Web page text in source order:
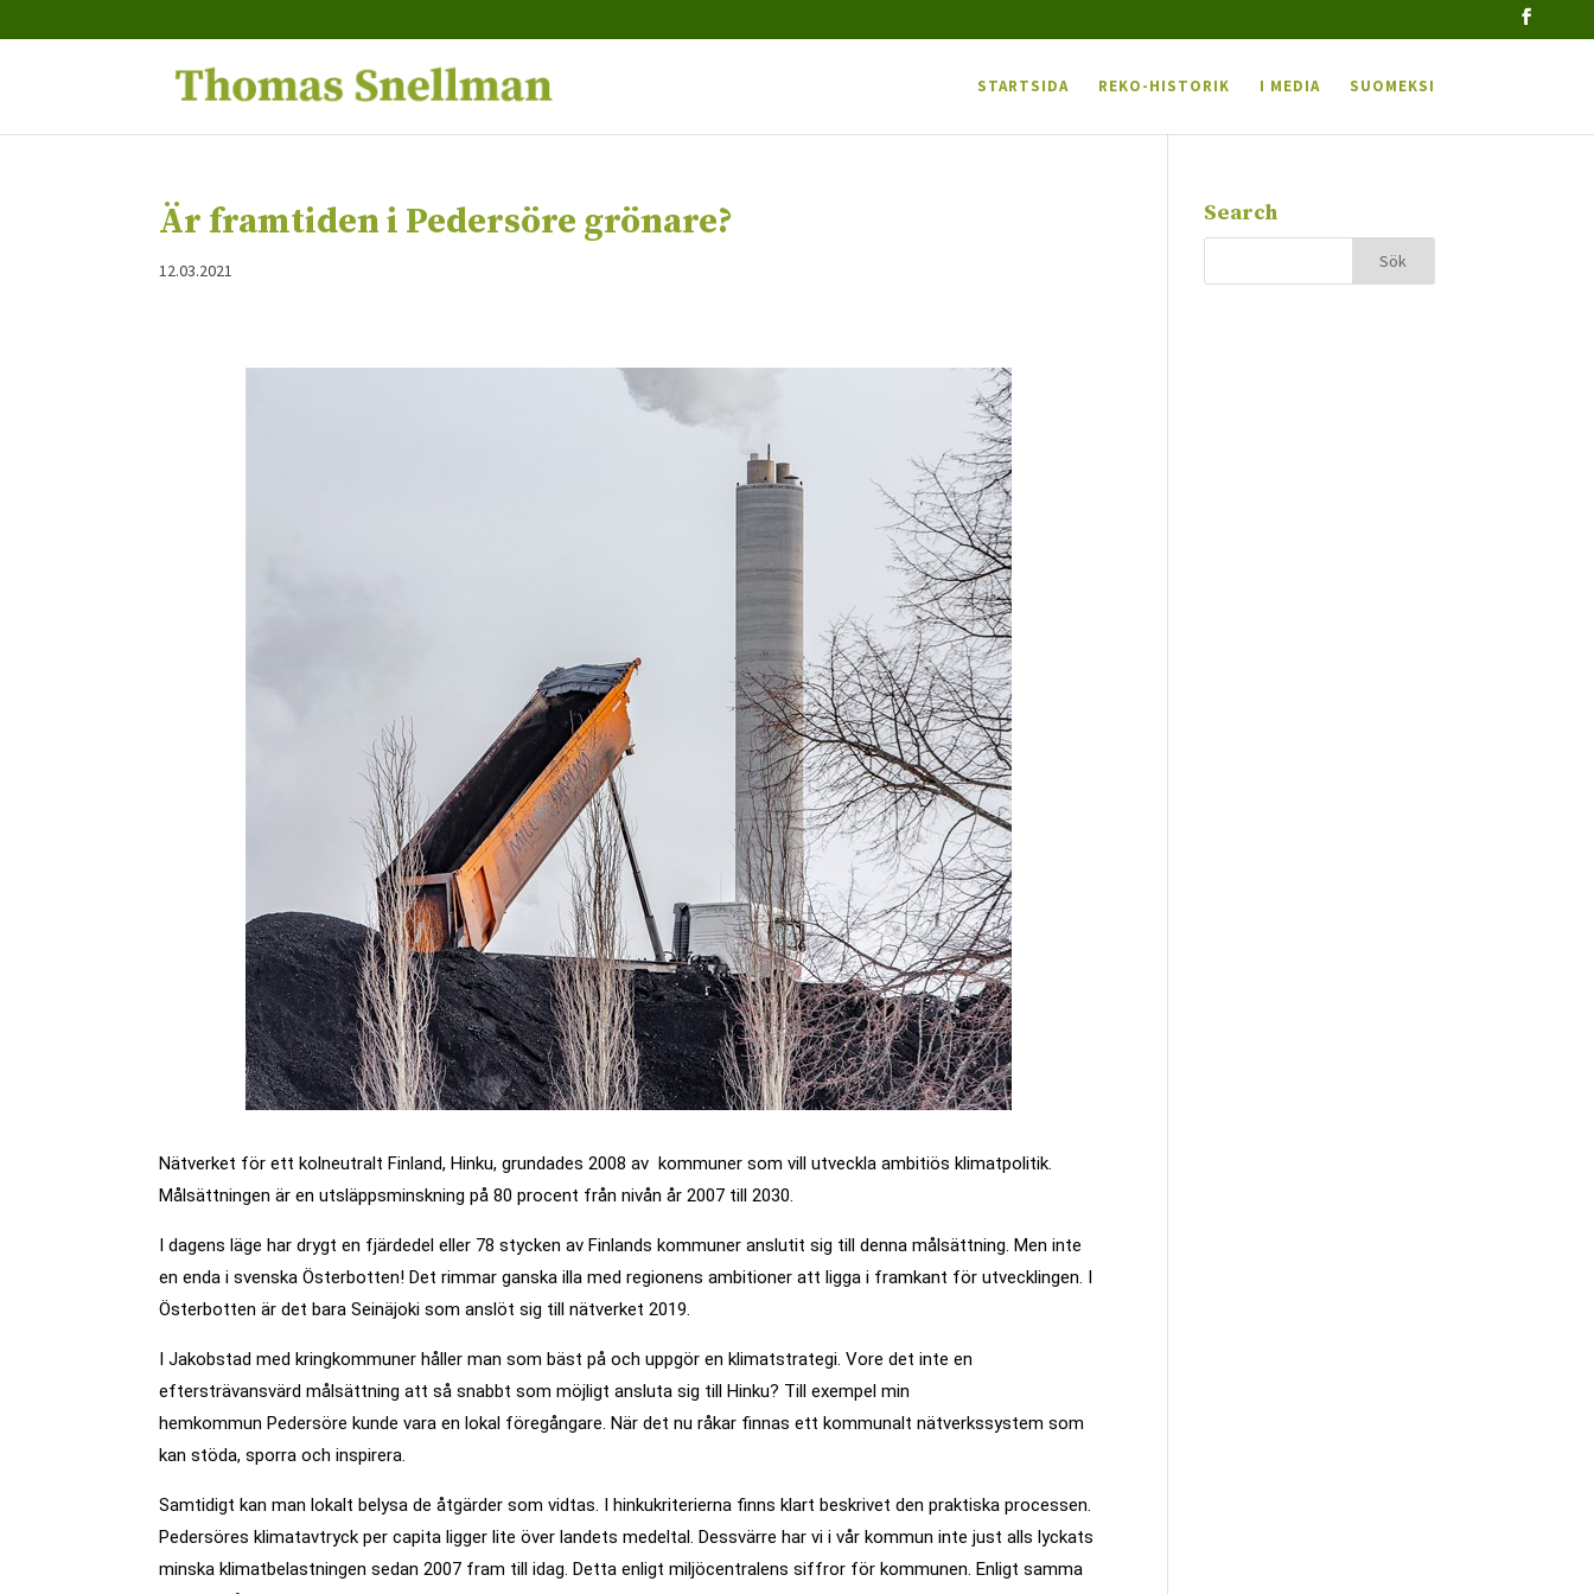
STARTSIDA REKO-HISTORIK I MEDIA SUOMEKSI
Är framtiden i Pedersöre grönare?
12.03.2021
Nätverket för ett kolneutralt Finland, Hinku, grundades 2008 av kommuner som vill utveckla ambitiös klimatpolitik.
Målsättningen är en utsläppsminskning på 80 procent från nivån år 2007 till 2030.
I dagens läge har drygt en fjärdedel eller 78 stycken av Finlands kommuner anslutit sig till denna målsättning. Men inte
en enda i svenska Österbotten! Det rimmar ganska illa med regionens ambitioner att ligga i framkant för utvecklingen. I
Österbotten är det bara Seinäjoki som anslöt sig till nätverket 2019.
I Jakobstad med kringkommuner håller man som bäst på och uppgör en klimatstrategi. Vore det inte en
eftersträvansvärd målsättning att så snabbt som möjligt ansluta sig till Hinku? Till exempel min
hemkommun Pedersöre kunde vara en lokal föregångare. När det nu råkar finnas ett kommunalt nätverkssystem som
kan stöda, sporra och inspirera.
Samtidigt kan man lokalt belysa de åtgärder som vidtas. I hinkukriterierna finns klart beskrivet den praktiska processen.
Pedersöres klimatavtryck per capita ligger lite över landets medeltal. Dessvärre har vi i vår kommun inte just alls lyckats
minska klimatbelastningen sedan 2007 fram till idag. Detta enligt miljöcentralens siffror för kommunen. Enligt samma
Search